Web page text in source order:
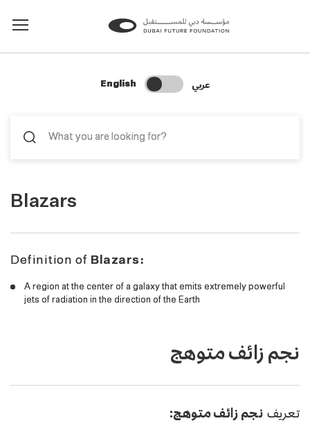
English Change Search Language
عربي
Blazars
Definition of Blazars:
A region at the center of a galaxy that emits extremely powerful
jets of radiation in the direction of the Earth
نجم زائف متوهج
تعريف نجم زائف متوهج: